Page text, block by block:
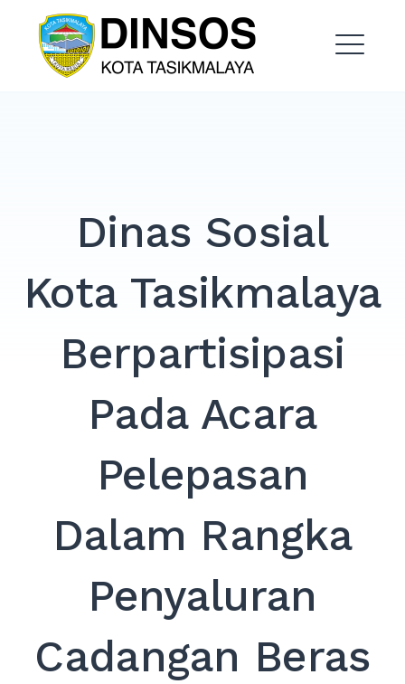
content
Dinas Sosial Kota
Tasikmalaya
EXPAND
EXPAND
Dinas Sosial
Kota Tasikmalaya
Berpartisipasi
Pada Acara
Pelepasan
Dalam Rangka
Penyaluran
Cadangan Beras